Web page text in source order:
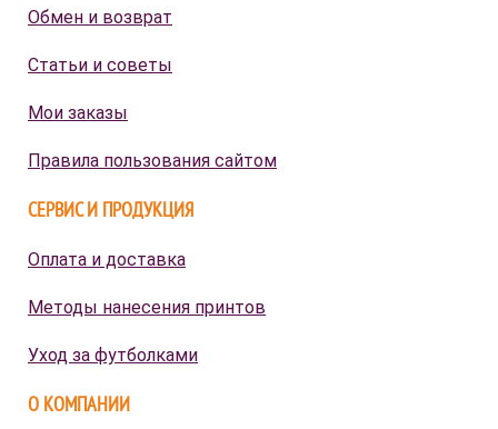
Обмен и возврат
Статьи и советы
Мои заказы
Правила пользования сайтом
СЕРВИС И ПРОДУКЦИЯ
Оплата и доставка
Методы нанесения принтов
Уход за футболками
О КОМПАНИИ